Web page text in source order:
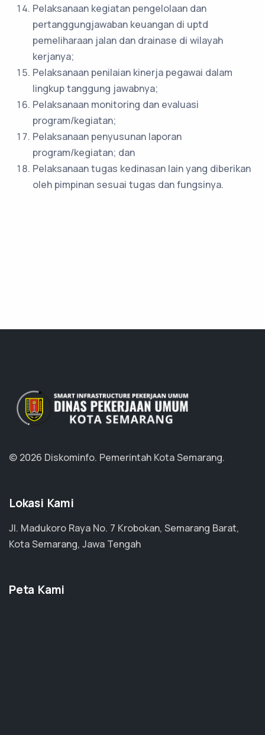
Pelaksanaan kegiatan pengelolaan dan
pertanggungjawaban keuangan di uptd
pemeliharaan jalan dan drainase di wilayah
kerjanya;
Pelaksanaan penilaian kinerja pegawai dalam
lingkup tanggung jawabnya;
Pelaksanaan monitoring dan evaluasi
program/kegiatan;
Pelaksanaan penyusunan laporan
program/kegiatan; dan
Pelaksanaan tugas kedinasan lain yang diberikan
oleh pimpinan sesuai tugas dan fungsinya.
© 2026 Diskominfo. Pemerintah Kota Semarang.
Lokasi Kami
Jl. Madukoro Raya No. 7 Krobokan, Semarang Barat,
Kota Semarang, Jawa Tengah
Peta Kami